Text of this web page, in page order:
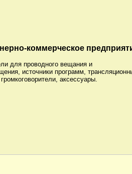
коммерческое
для проводного вещания и
источники программ,
аксессуары.